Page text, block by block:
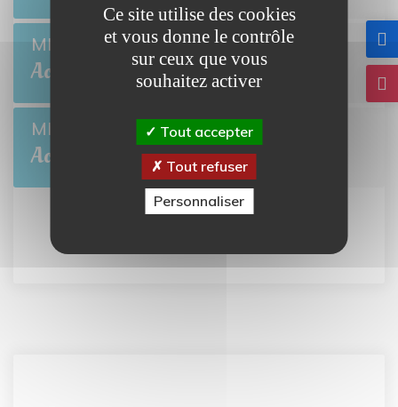
MER 26
Août
Collecte de sang
BRETTEVILLE-L'ORGUEILLEUSE
MER 5
Août
L'été des Mômes
BRETTEVILLE-L'ORGUEILLEUSE
Ce site utilise des cookies
et vous donne le contrôle
sur ceux que vous
souhaitez activer
Tout accepter
Tout refuser
Personnaliser